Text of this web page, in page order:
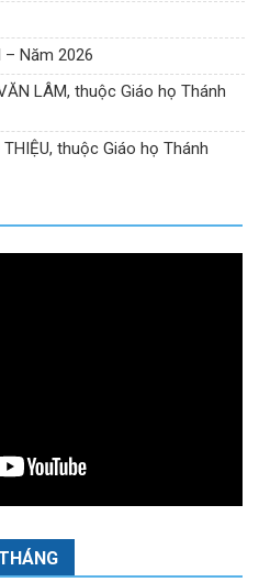
– Năm 2026
LÂM, thuộc Giáo họ Thánh
THIỆU, thuộc Giáo họ Thánh